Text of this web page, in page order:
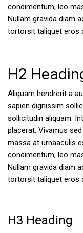
condimentum, leo
Nullam gravida diam
tortorsit taliquet eros
H2
Aliquam hendrerit a
sapien dignissim
sollicitudin aliquam.
placerat. Vivamus
massa at urnaaculis
condimentum, leo
Nullam gravida diam
tortorsit taliquet eros
H3 Heading